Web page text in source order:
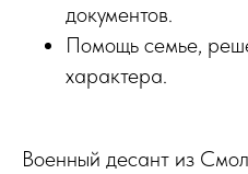
документов.
Помощь семье,
характера.
Военный десант из